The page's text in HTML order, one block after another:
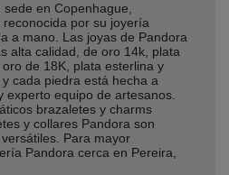
en Copenhague,
por su joyería
a mano. Las joyas de Pandora
alta calidad, de oro 14k, plata
de 18K, plata esterlina y
cada piedra está hecha a
experto equipo de artesanos.
brazaletes y charms
y collares Pandora son
Para mayor
Pandora cerca en Pereira,